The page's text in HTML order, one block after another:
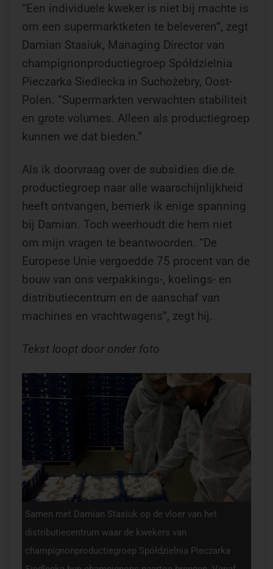
“Een individuele kweker is niet bij machte is
om een supermarktketen te beleveren”, zegt
Damian Stasiuk, Managing Director van
champignonproductiegroep Spółdzielnia
Pieczarka Siedlecka in Suchożebry, Oost-
Polen. “Supermarkten verwachten stabiliteit
en grote volumes. Alleen als productiegroep
kunnen we dat bieden.”
Als ik doorvraag over de subsidies die de
productiegroep naar alle waarschijnlijkheid
heeft ontvangen, bemerk ik enige spanning
bij Damian. Toch weerhoudt die hem niet
om mijn vragen te beantwoorden. “De
Europese Unie vergoedde 75 procent van de
bouw van ons verpakkings-, koelings- en
distributiecentrum en de aanschaf van
machines en vrachtwagens”, zegt hij.
Tekst loopt door onder foto
Samen met Damian Stasiuk op de vloer van het
distributiecentrum waar de kwekers van
champignonproductiegroep Spółdzielnia Pieczarka